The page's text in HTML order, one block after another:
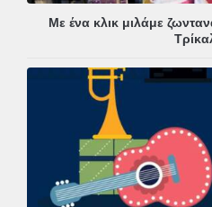
Με ένα κλικ μιλάμε